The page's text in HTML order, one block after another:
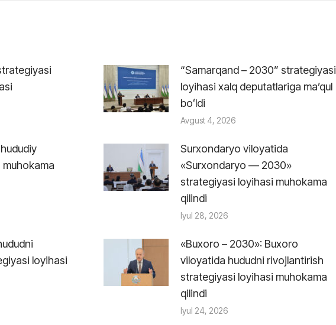
“Samarqand – 2030” strategiyasi
loyihasi xalq deputatlariga maʼqul
boʻldi
Avgust 4, 2026
Surxondaryo viloyatida
«Surxondaryo — 2030»
strategiyasi loyihasi muhokama
qilindi
Iyul 28, 2026
loyihasi
«Buxoro – 2030»: Buxoro
viloyatida hududni rivojlantirish
strategiyasi loyihasi muhokama
qilindi
Iyul 24, 2026